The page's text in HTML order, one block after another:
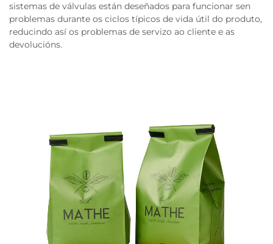
sistemas de válvulas están deseñados para funcionar sen
problemas durante os ciclos típicos de vida útil do produto,
reducindo así os problemas de servizo ao cliente e as
devolucións.